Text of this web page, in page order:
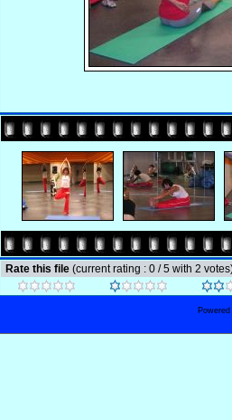
Rate this file (current rating : 0 / 5 with 2